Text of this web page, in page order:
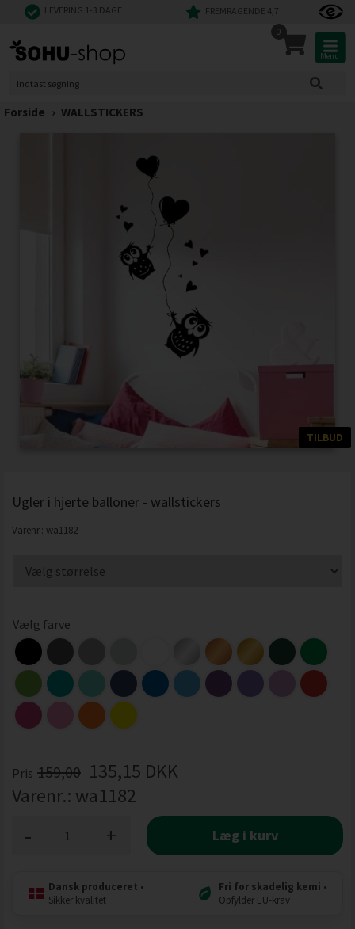
LEVERING 1-3 DAGE FREMRAGENDE 4,7
0
Menu
Forside › WALLSTICKERS
TILBUD
Ugler i hjerte balloner - wallstickers
Varenr.: wa1182
Vælg farve
Pris 159,00 135,15 DKK
Varenr.: wa1182
+
- Læg i kurv
Dansk produceret •
Sikker kvalitet
Fri for skadelig kemi •
Opfylder EU-krav